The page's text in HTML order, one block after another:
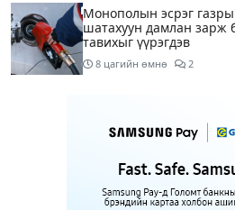
Монополын эсрэг
шатахуун дамлан зарж
тавихыг үүрэгдэв
8 цагийн өмнө 2
настай охиныг 7 дахь
АҮЭБЯ: Тэгш, сондгойг